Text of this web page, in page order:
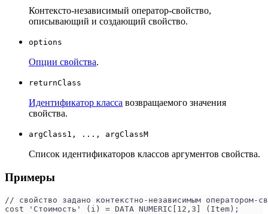
Контексто-независимый оператор-свойство,
описывающий и создающий свойство.
options
Опции свойства.
returnClass
Идентификатор класса возвращаемого значения
свойства.
argClass1, ..., argClassM
Список идентификаторов классов аргументов свойства.
Примеры
// cвойство задано контекстно-независимым оператором-
cost 'Стоимость' (i) = DATA NUMERIC[12,3] (Item);